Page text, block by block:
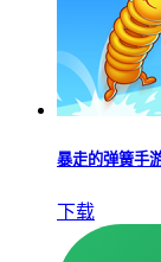
暴走的弹簧手
下载